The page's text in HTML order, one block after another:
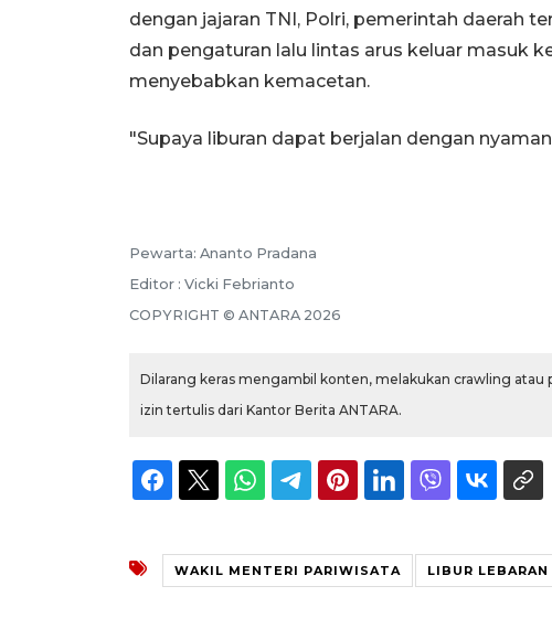
dengan jajaran TNI, Polri, pemerintah daerah
dan pengaturan lalu lintas arus keluar masuk
menyebabkan kemacetan.
"Supaya liburan dapat berjalan dengan
Pewarta: Ananto Pradana
Editor : Vicki Febrianto
COPYRIGHT © ANTARA 2026
Dilarang keras mengambil konten, melakukan crawling
izin tertulis dari Kantor Berita ANTARA.
WAKIL MENTERI PARIWISATA LIBUR LEBARAN